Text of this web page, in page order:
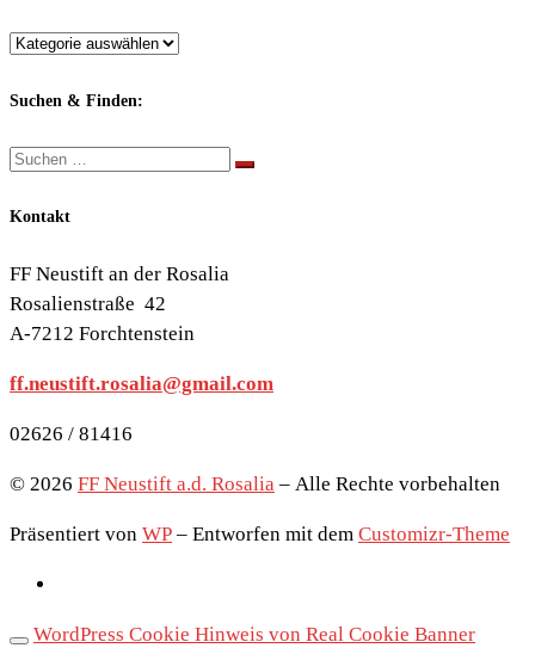
Berichte
Themen:
Suchen & Finden:
Suche
Suchen …
Kontakt
FF Neustift an der Rosalia
Rosalienstraße 42
A-7212 Forchtenstein
ff.neustift.rosalia@gmail.com
02626 / 81416
© 2026 FF Neustift a.d. Rosalia – Alle Rechte vorbehalten
Präsentiert von WP – Entworfen mit dem Customizr-Theme
WordPress Cookie Hinweis von Real Cookie Banner